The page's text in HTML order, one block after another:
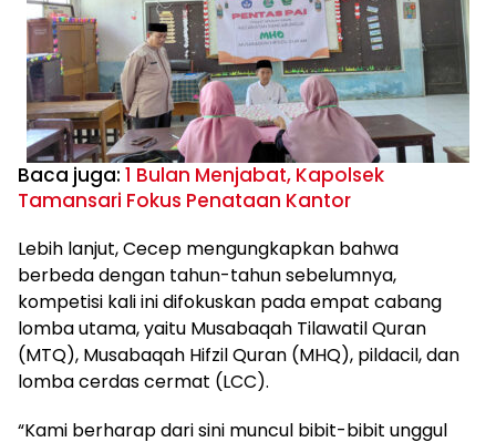
Baca juga: 1 Bulan Menjabat, Kapolsek
Tamansari Fokus Penataan Kantor
Lebih lanjut, Cecep mengungkapkan bahwa
berbeda dengan tahun-tahun sebelumnya,
kompetisi kali ini difokuskan pada empat cabang
lomba utama, yaitu Musabaqah Tilawatil Quran
(MTQ), Musabaqah Hifzil Quran (MHQ), pildacil, dan
lomba cerdas cermat (LCC).
“Kami berharap dari sini muncul bibit-bibit unggul